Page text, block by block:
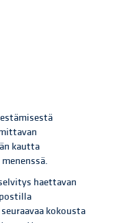
kautta
haettavan
kokousta